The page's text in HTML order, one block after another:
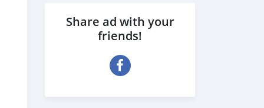
Share ad with your
friends!